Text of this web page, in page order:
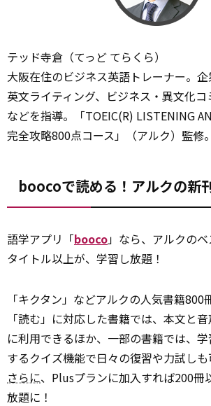
テッド寺倉（てっど てらくら）
大阪在住のビジネス英語トレーナー。
英文ライティング、ビジネス・異文化
などを指導。「TOEIC(R) LISTENING
完全攻略800点コース」（アルク）監修。
boocoで読める！アルクの新
語学アプリ「booco」なら、アルクの
タイトル以上が、学習し放題！
「キクタン」などアルクの人気書籍800
「読む」に対応した書籍では、本文と
に利用できるほか、一部の書籍では、
するクイズ機能で日々の復習や力試しも
さらに、Plusプランに加入すれば200冊
放題に！